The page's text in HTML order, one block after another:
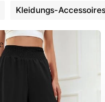
Kleidungs-Accessoires